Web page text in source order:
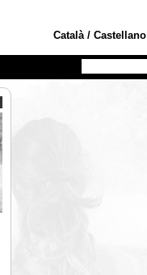
Català / Castellano